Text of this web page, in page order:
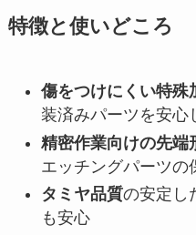
特徴と使いどころ
傷をつけにくい特殊
装済みパーツを安心
精密作業向けの先端
エッチングパーツの
タミヤ品質の安定し
も安心